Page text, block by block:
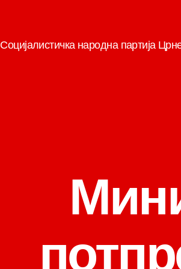
Социјалистичка народна партија